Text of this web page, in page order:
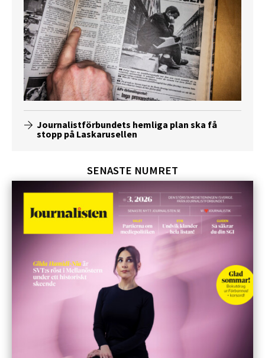
Journalistförbundets hemliga plan ska få
stopp på Laskarusellen
SENASTE NUMRET